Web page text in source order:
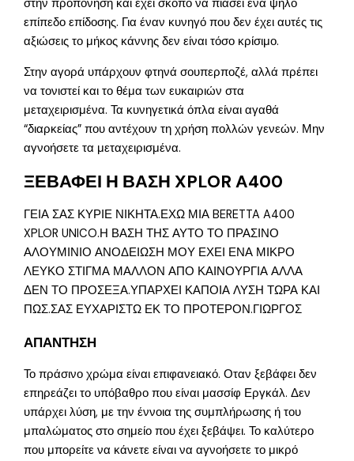
στην προπόνηση και έχει σκοπό να πιάσει ένα ψηλό
επίπεδο επίδοσης. Για έναν κυνηγό που δεν έχει αυτές τις
αξιώσεις το μήκος κάννης δεν είναι τόσο κρίσιμο.
Στην αγορά υπάρχουν φτηνά σουπερποζέ, αλλά πρέπει
να τονιστεί και το θέμα των ευκαιριών στα
μεταχειρισμένα. Τα κυνηγετικά όπλα είναι αγαθά
“διαρκείας” που αντέχουν τη χρήση πολλών γενεών. Μην
αγνοήσετε τα μεταχειρισμένα.
ΞΕΒΑΦΕΙ Η ΒΑΣΗ XPLOR A400
ΓΕΙΑ ΣΑΣ ΚΥΡΙΕ ΝΙΚΗΤΑ.ΕΧΩ ΜΙΑ BERETTA A400
XPLOR UNICO.Η ΒΑΣΗ ΤΗΣ ΑΥΤΟ ΤΟ ΠΡΑΣΙΝΟ
ΑΛΟΥΜΙΝΙΟ ΑΝΟΔΕΙΩΣΗ ΜΟΥ ΕΧΕΙ ΕΝΑ ΜΙΚΡΟ
ΛΕΥΚΟ ΣΤΙΓΜΑ ΜΑΛΛΟΝ ΑΠΟ ΚΑΙΝΟΥΡΓΙΑ ΑΛΛΑ
ΔΕΝ ΤΟ ΠΡΟΣΕΞΑ.ΥΠΑΡΧΕΙ ΚΑΠΟΙΑ ΛΥΣΗ ΤΩΡΑ ΚΑΙ
ΠΩΣ.ΣΑΣ ΕΥΧΑΡΙΣΤΩ ΕΚ ΤΟ ΠΡΟΤΕΡΟΝ.ΓΙΩΡΓΟΣ
ΑΠΑΝΤΗΣΗ
Το πράσινο χρώμα είναι επιφανειακό. Οταν ξεβάφει δεν
επηρεάζει το υπόβαθρο που είναι μασσίφ Εργκάλ. Δεν
υπάρχει λύση, με την έννοια της συμπλήρωσης ή του
μπαλώματος στο σημείο που έχει ξεβάψει. Το καλύτερο
που μπορείτε να κάνετε είναι να αγνοήσετε το μικρό